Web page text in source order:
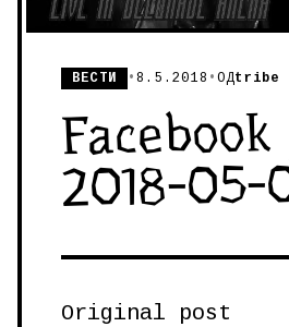
ВЕСТИ •8.5.2018 •ОДtribe
2018-05-
Original post